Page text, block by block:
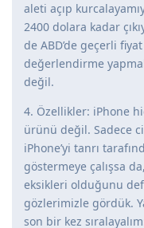
aleti açıp
2400 dolara kadar
de ABD’de geçerli
değerlendirme
değil.
4. Özellikler: iPhone
ürünü değil. Sadece
iPhone’yi tanrı
göstermeye çalışsa
eksikleri olduğunu
gözlerimizle gördük.
son bir kez